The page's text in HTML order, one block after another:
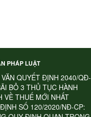
PHÁP LUẬT
VĂN QUYẾT ĐỊNH 2040/QĐ-
BỎ 3 THỦ TỤC HÀNH
VỀ THUẾ MỚI NHẤT
SỐ 120/2020/NĐ-CP: